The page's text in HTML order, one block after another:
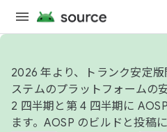
2026 年より、トランク安定
ステムのプラットフォームの
2 四半期と第 4 四半期に
ます。AOSP のビルドと投稿に